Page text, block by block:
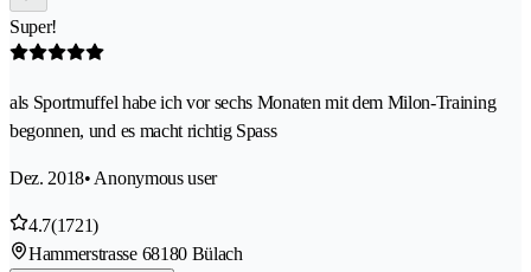
Super!
als Sportmuffel habe ich vor sechs Monaten mit dem Milon-Training
begonnen, und es macht richtig Spass
Dez. 2018• Anonymous user
4.7(1721)
Hammerstrasse 68180 Bülach